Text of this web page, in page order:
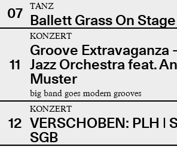
07
TANZ
Ballett Grass On Stage
11
KONZERT
Groove Extravaganza
Jazz Orchestra feat.
Muster
big band goes modern grooves
12
KONZERT
VERSCHOBEN: PLH |
SGB